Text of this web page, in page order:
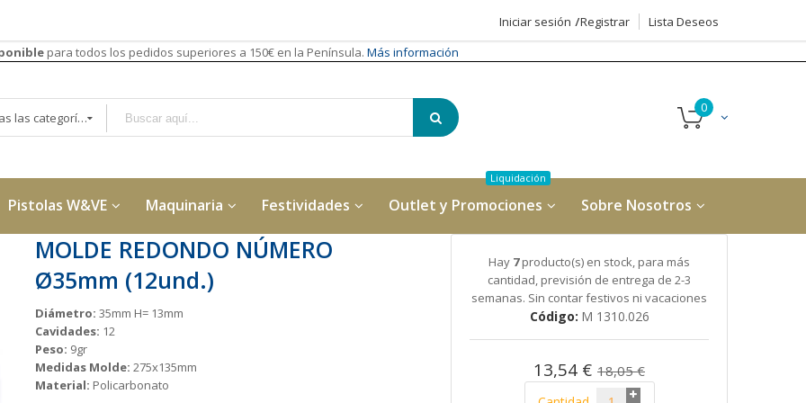
Iniciar sesión Registrar
Lista Deseos
para todos los pedidos superiores a 150€ en la Península. Más información
Todas las categorías
Pistolas W&VE Maquinaria Festividades Outlet y Promociones Sobre Nosotros
Hay 7producto(s) en stock, para más
cantidad, previsión de entrega de 2-3
semanas. Sin contar festivos ni vacaciones
Código M 1310.026
13,54 € 18,05 €
MOLDE REDONDO NÚMERO
Ø35mm (12und.)
Diámetro: 35mm H= 13mm
Cavidades: 12
Peso: 9gr
Medidas Molde: 275x135mm
Material: Policarbonato